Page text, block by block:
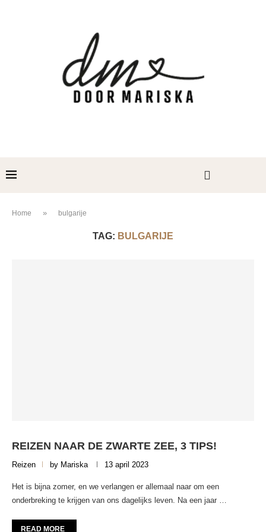
Home » bulgarije
TAG: BULGARIJE
REIZEN NAAR DE ZWARTE ZEE, 3 TIPS!
Reizen by Mariska 13 april 2023
Het is bijna zomer, en we verlangen er allemaal naar om een
onderbreking te krijgen van ons dagelijks leven. Na een jaar …
READ MORE